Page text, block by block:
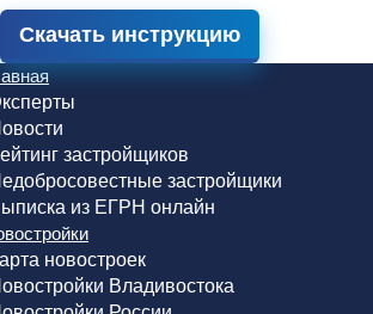
Скачать инструкцию
застройщиков
застройщики
из ЕГРН онлайн
новостроек
Владивостока